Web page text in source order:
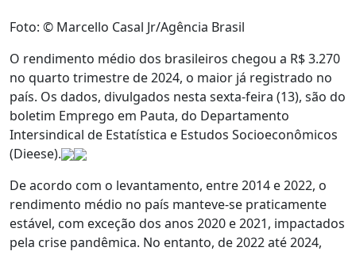
Foto: © Marcello Casal Jr/Agência Brasil
O rendimento médio dos brasileiros chegou a R$ 3.270
no quarto trimestre de 2024, o maior já registrado no
país. Os dados, divulgados nesta sexta-feira (13), são do
boletim Emprego em Pauta, do Departamento
Intersindical de Estatística e Estudos Socioeconômicos
(Dieese).
De acordo com o levantamento, entre 2014 e 2022, o
rendimento médio no país manteve-se praticamente
estável, com exceção dos anos 2020 e 2021, impactados
pela crise pandêmica. No entanto, de 2022 até 2024,